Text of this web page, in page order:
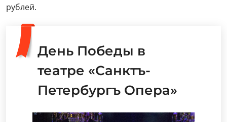
рублей.
День Победы в
театре «Санктъ-
Петербургъ Опера»